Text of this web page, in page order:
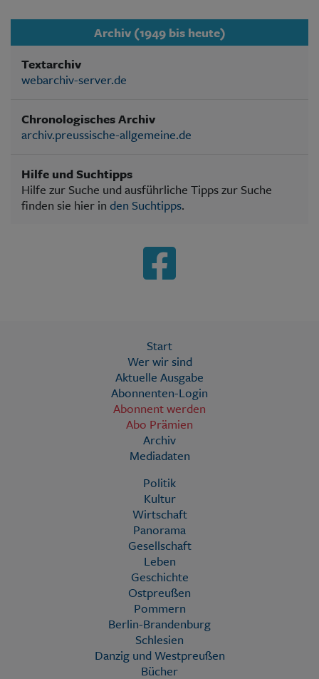
Archiv (1949 bis heute)
Textarchiv
webarchiv-server.de
Chronologisches Archiv
archiv.preussische-allgemeine.de
Hilfe und Suchtipps
Hilfe zur Suche und ausführliche Tipps zur Suche
finden sie hier in den Suchtipps.
Start
Wer wir sind
Aktuelle Ausgabe
Abonnenten-Login
Abonnent werden
Abo Prämien
Archiv
Mediadaten
Politik
Kultur
Wirtschaft
Panorama
Gesellschaft
Leben
Geschichte
Ostpreußen
Pommern
Berlin-Brandenburg
Schlesien
Danzig und Westpreußen
Bücher